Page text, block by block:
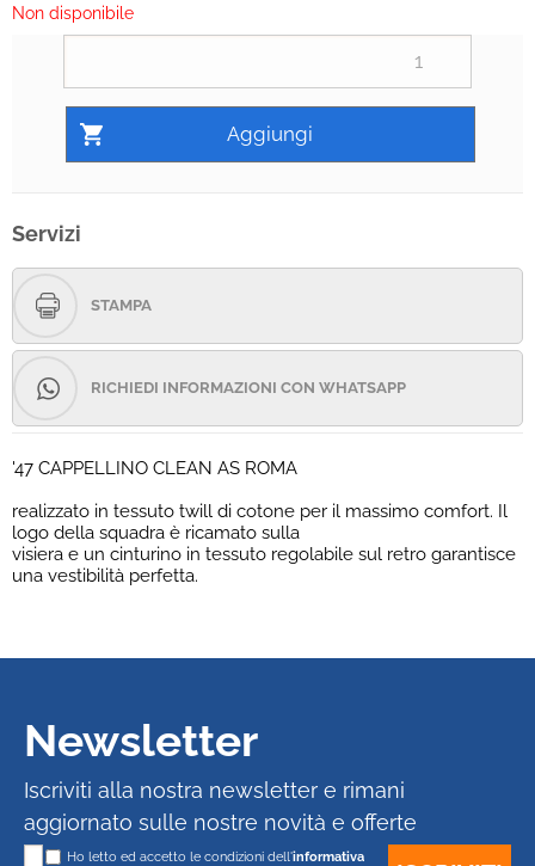
Non disponibile
Servizi
STAMPA
RICHIEDI INFORMAZIONI CON WHATSAPP
'47 CAPPELLINO CLEAN AS ROMA
realizzato in tessuto twill di cotone per il massimo comfort. Il
logo della squadra è ricamato sulla
visiera e un cinturino in tessuto regolabile sul retro garantisce
una vestibilità perfetta.
Newsletter
Iscriviti alla nostra newsletter e rimani
aggiornato sulle nostre novità e offerte
Ho letto ed accetto le condizioni dell'informativa